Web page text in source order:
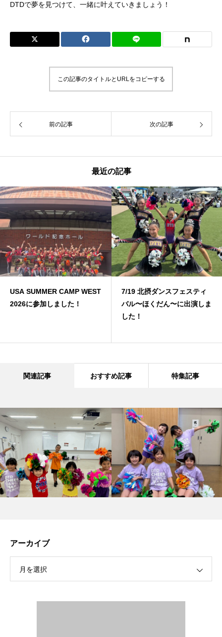
DTDで夢を見つけて、一緒に叶えていきましょう！
この記事のタイトルとURLをコピーする
前の記事 次の記事
最近の記事
USA SUMMER CAMP WEST
2026に参加しました！
7/19 北摂ダンスフェスティ
バル〜ほくだん〜に出演しま
した！
関連記事 おすすめ記事 特集記事
アーカイブ
月を選択